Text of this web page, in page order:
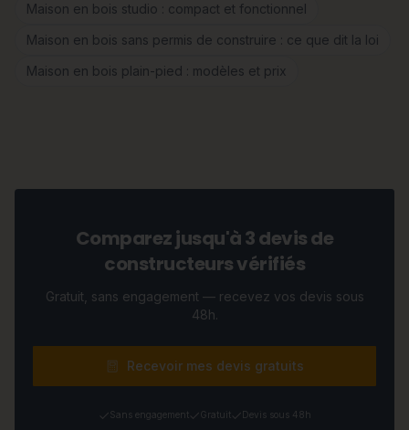
Maison en bois studio : compact et fonctionnel
Maison en bois sans permis de construire : ce que dit la loi
Maison en bois plain-pied : modèles et prix
Comparez jusqu'à 3 devis de
constructeurs vérifiés
Gratuit, sans engagement — recevez vos devis sous
48h.
Recevoir mes devis gratuits
Sans engagement Gratuit Devis sous 48h